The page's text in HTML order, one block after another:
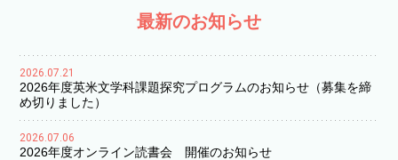
最新のお知らせ
2026.07.21
2026年度英米文学科課題探究プログラムのお知らせ（募集を締
め切りました）
2026.07.06
2026年度オンライン読書会 開催のお知らせ